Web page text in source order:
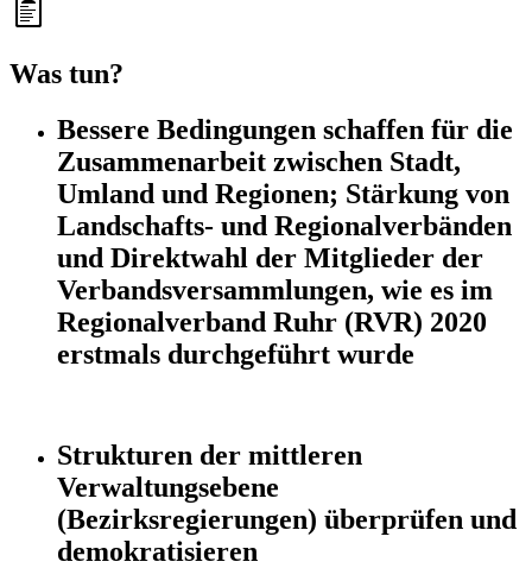
Was tun?
Bessere Bedingungen schaffen für die
Zusammenarbeit zwischen Stadt,
Umland und Regionen; Stärkung von
Landschafts- und Regionalverbänden
und Direktwahl der Mitglieder der
Verbandsversammlungen, wie es im
Regionalverband Ruhr (RVR) 2020
erstmals durchgeführt wurde
Strukturen der mittleren
Verwaltungsebene
(Bezirksregierungen) überprüfen und
demokratisieren